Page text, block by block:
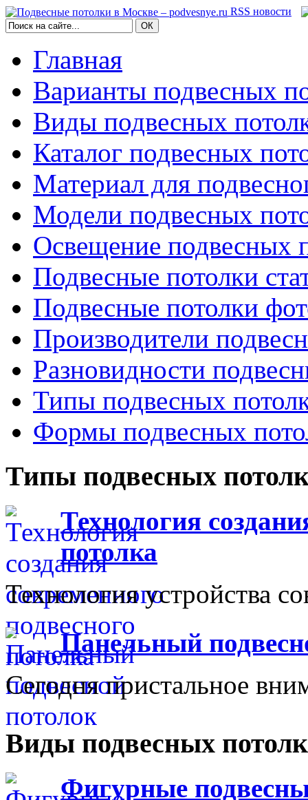
RSS новости
Главная
Варианты подвесных
Виды подвесных
Каталог подвесных
Материал для
Модели подвесных
Освещение подвесных
Подвесные потолки
Подвесные потолки
Производители
Разновидности
Типы подвесных
Формы подвесных
Типы подвесных
Технология
потолка
Технология устройства
Панельный
Сегодня пристальное
Виды подвесных
Фигурные